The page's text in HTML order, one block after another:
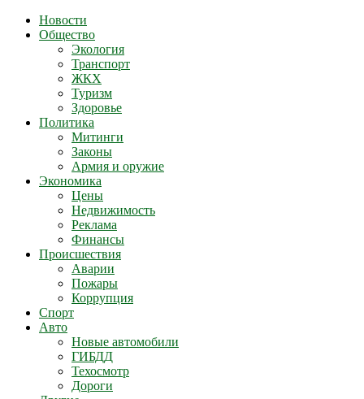
Новости
Общество
Экология
Транспорт
ЖКХ
Туризм
Здоровье
Политика
Митинги
Законы
Армия и оружие
Экономика
Цены
Недвижимость
Реклама
Финансы
Происшествия
Аварии
Пожары
Коррупция
Спорт
Авто
Новые автомобили
ГИБДД
Техосмотр
Дороги